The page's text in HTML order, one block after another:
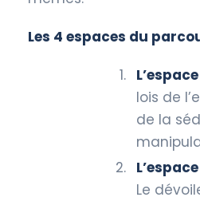
Les 4 espaces du
lois de
de la
Le